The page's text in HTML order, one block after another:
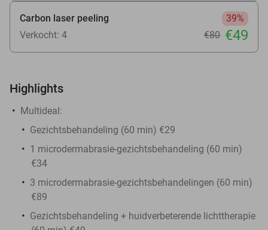
Carbon laser peeling
39%
Verkocht: 4
€80 €49
Highlights
Multideal:
Gezichtsbehandeling (60 min) €29
1 microdermabrasie-gezichtsbehandeling (60 min)
€34
3 microdermabrasie-gezichtsbehandelingen (60 min)
€89
Gezichtsbehandeling + huidverbeterende lichttherapie